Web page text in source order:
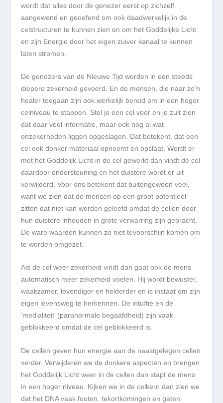
wordt dat alles door de genezer eerst op zichzelf
aangewend en geoefend om ook daadwerkelijk in de
celstructuren te kunnen zien en om het Goddelijke Licht
en zijn Energie door het eigen zuiver kanaal te kunnen
laten stromen.
De genezers van de Nieuwe Tijd worden in een steeds
diepere zekerheid gevoerd. En de mensen, die naar zo’n
healer toegaan zijn ook werkelijk bereid om in een hoger
celniveau te stappen. Stel je een cel voor en je zult zien
dat daar veel informatie, maar ook nog al wat
onzekerheden liggen opgeslagen. Dat betekent, dat een
cel ook donker materiaal opneemt en opslaat. Wordt er
met het Goddelijk Licht in de cel gewerkt dan vindt de cel
daardoor ondersteuning en het duistere wordt er uit
verwijderd. Voor ons betekent dat buitengewoon veel,
want we zien dat de mensen op een groot potentieel
zitten dat niet kan worden geleefd omdat de cellen door
hun duistere inhouden in grote verwarring zijn gebracht.
De ware waarden kunnen zo niet tevoorschijn komen om
te worden omgezet.
Als de cel weer zekerheid vindt dan gaat ook de mens
automatisch meer zekerheid voelen. Hij wordt bewuster,
waakzamer, levendiger en helderder en is instaat om zijn
eigen levensweg te herkennen. De intuïtie en de
‘medialiteit’ (paranormale begaafdheid) zijn vaak
geblokkeerd omdat de cel geblokkeerd is.
De cellen geven hun energie aan de naastgelegen cellen
verder. Verwijderen we de donkere aspecten en brengen
het Goddelijk Licht weer in de cellen dan stapt de mens
in een hoger niveau. Kijken we in de celkern dan zien we
dat het DNA vaak fouten, tekortkomingen en gaten